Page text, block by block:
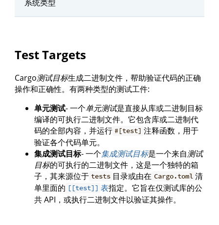
系统类型
Test Targets
Cargo测试目标生成二进制文件，帮助验证代码的正确
操作和正确性。有两种类型的测试工件:
单元测试- 一个单元测试是直接从库或二进制目标
编译的可执行二进制文件。它包含库或二进制代
码的全部内容，并运行 #[test] 注释函数，用于
验证各个代码单元。
集成测试目标- 一个集成测试目标是一个来自测试
目标的可执行的二进制文件，这是一个独特的箱
子，其来源位于 tests 目录或由在 Cargo.toml 清
单里面的 [[test]] 表指定。它旨在仅测试库的公
共 API，或执行二进制文件以验证其操作。